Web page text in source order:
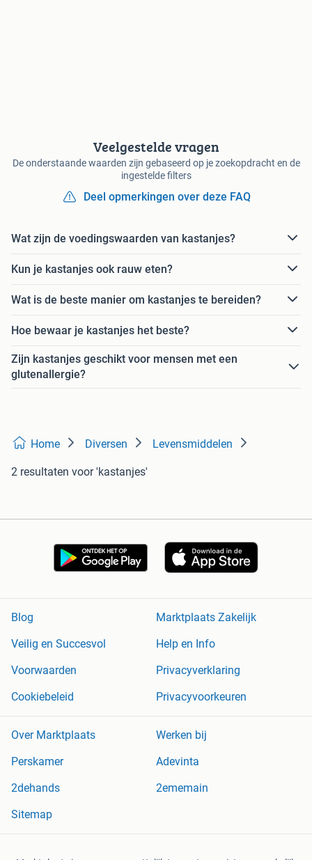
Veelgestelde vragen
De onderstaande waarden zijn gebaseerd op je zoekopdracht en de
ingestelde filters
Deel opmerkingen over deze FAQ
Wat zijn de voedingswaarden van kastanjes?
Kun je kastanjes ook rauw eten?
Wat is de beste manier om kastanjes te bereiden?
Hoe bewaar je kastanjes het beste?
Zijn kastanjes geschikt voor mensen met een
glutenallergie?
Home Diversen Levensmiddelen
2 resultaten voor 'kastanjes'
Blog
Marktplaats Zakelijk
Veilig en Succesvol
Help en Info
Voorwaarden
Privacyverklaring
Cookiebeleid
Privacyvoorkeuren
Over Marktplaats
Werken bij
Perskamer
Adevinta
2dehands
2ememain
Sitemap